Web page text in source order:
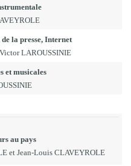
la presse, Internet
LAROUSSINIE
et musicales
au pays
et Jean-Louis CLAVEYROLE